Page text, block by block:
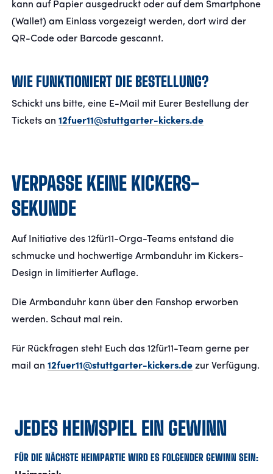
kann auf Papier ausgedruckt oder auf dem Smartphone
(Wallet) am Einlass vorgezeigt werden, dort wird der
QR-Code oder Barcode gescannt.
WIE FUNKTIONIERT DIE BESTELLUNG?
Schickt uns bitte, eine E-Mail mit Eurer Bestellung der
Tickets an 12fuer11@stuttgarter-kickers.de
VERPASSE KEINE KICKERS-
SEKUNDE
Auf Initiative des 12für11-Orga-Teams entstand die
schmucke und hochwertige Armbanduhr im Kickers-
Design in limitierter Auflage.
Die Armbanduhr kann über den Fanshop erworben
werden. Schaut mal rein.
Für Rückfragen steht Euch das 12für11-Team gerne per
mail an 12fuer11@stuttgarter-kickers.dezur Verfügung.
JEDES HEIMSPIEL EIN GEWINN
FÜR DIE NÄCHSTE HEIMPARTIE WIRD ES FOLGENDER GEWINN SEIN: